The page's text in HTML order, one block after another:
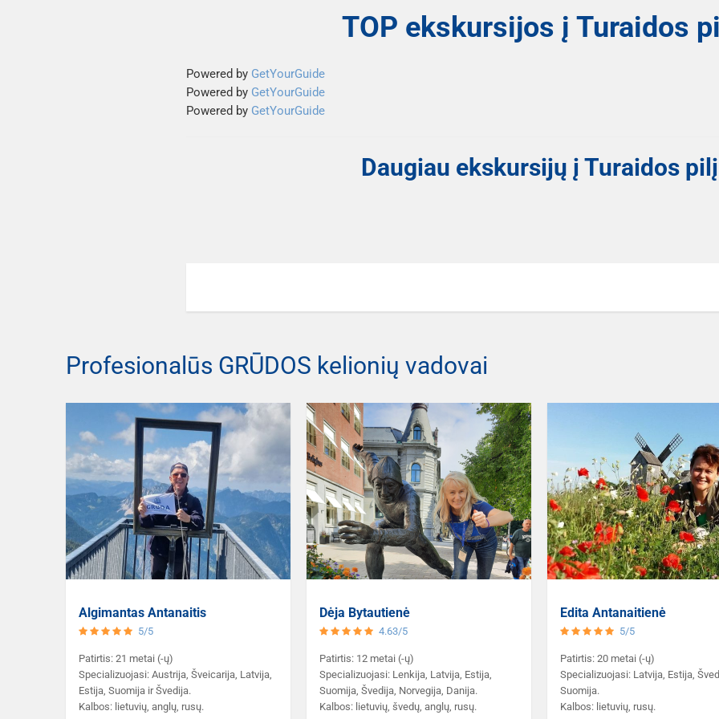
TOP ekskursijos į Turaidos
Powered by GetYourGuide
Powered by GetYourGuide
Powered by GetYourGuide
Daugiau ekskursijų į Turaidos pilį
Profesionalūs GRŪDOS kelionių vadovai
Algimantas Antanaitis
5/5
Patirtis: 21 metai (-ų)
Specializuojasi: Austrija, Šveicarija, Latvija,
Estija, Suomija ir Švedija.
Kalbos: lietuvių, anglų, rusų.
Dėja Bytautienė
4.63/5
Patirtis: 12 metai (-ų)
Specializuojasi: Lenkija, Latvija, Estija,
Suomija, Švedija, Norvegija, Danija.
Kalbos: lietuvių, švedų, anglų, rusų.
Edita Antanaitienė
5/5
Patirtis: 20 metai (-ų)
Specializuojasi: Latvija, Estija,
Suomija.
Kalbos: lietuvių, rusų.